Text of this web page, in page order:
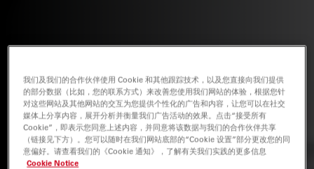
我们及我们的合作伙伴使用 Cookie 和其他跟踪技术，以及您直接向我们提供
的部分数据（比如，您的联系方式）来改善您使用我们网站的体验，根据您针
对这些网站及其他网站的交互为您提供个性化的广告和内容，让您可以在社交
媒体上分享内容，展开分析并衡量我们广告活动的效果。点击“接受所有
Cookie”，即表示您同意上述内容，并同意将该数据与我们的合作伙伴共享
（链接见下方）。您可以随时在我们网站底部的“Cookie 设置”部分更改您的同
意偏好。请查看我们的《Cookie 通知》，了解有关我们实践的更多信息
Cookie Notice